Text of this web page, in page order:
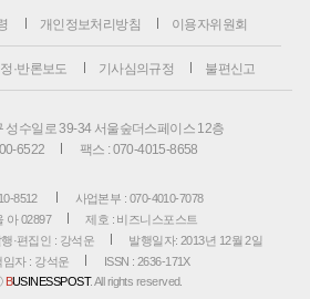
개인정보처리방침 이용자위원회
·반론보도 기사심의규정 불편신고
성수일로 39-34 서울숲더스페이스 12층
6522
팩스 : 070-4015-8658
8512
사업본부 : 070-4010-7078
아 02897
제호 : 비즈니스포스트
행·편집인 : 강석운
발행일자: 2013년 12월 2일
자 : 강석운
ISSN : 2636-171X
BUSINESSPOST. All rights reserved.